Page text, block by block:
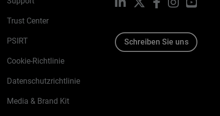
Trust Center
PSIRT
Cookie-Richtlinie
Datenschutzrichtlinie
Media & Brand Kit
Schreiben Sie uns